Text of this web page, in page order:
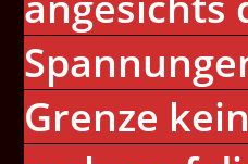
Grenze